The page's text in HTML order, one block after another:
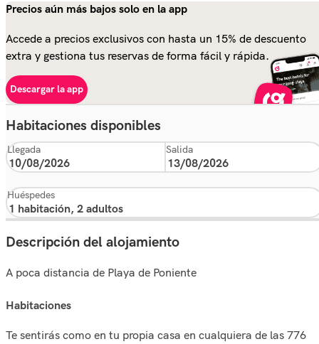
Precios aún más bajos solo en la app
Accede a precios exclusivos con hasta un 15% de descuento
extra y gestiona tus reservas de forma fácil y rápida.
Descargar la app
Habitaciones disponibles
Llegada Salida
Huéspedes
Descripción del alojamiento
A poca distancia de Playa de Poniente
habitaciones
Te sentirás como en tu propia casa en cualquiera de las 776